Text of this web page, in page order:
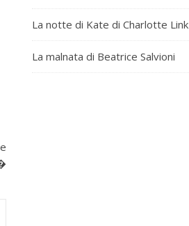
La notte di Kate di Charlotte Link
La malnata di Beatrice Salvioni